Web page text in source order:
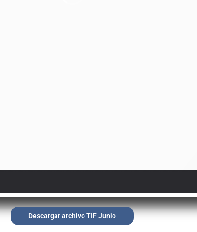
Descargar archivo TIF Junio